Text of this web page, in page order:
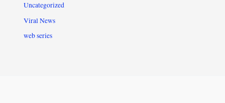
Uncategorized
Viral News
web series